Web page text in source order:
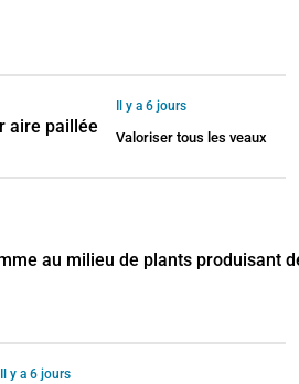
Il y a 6 jours
Valoriser tous les veaux
Il y a 6 jours